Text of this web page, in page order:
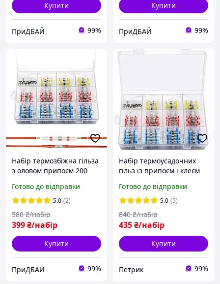
Купити
ПриДБАЙ 99%
Купити
ПриДБАЙ 99%
Набір термозбіжна гільза
з оловом припоєм 200
Готово до відправки
5.0 (2)
399₴/набір
580 ₴/набір
Купити
ПриДБАЙ 99%
Набір термоусадочних
гільз із припоєм і клеєм
єднання дротів
Готово до відправки
5.0 (5)
435₴/набір
840 ₴/набір
Купити
Петрик 99%